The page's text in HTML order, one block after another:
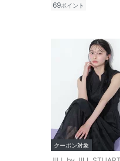
69ポイント
クーポン対象